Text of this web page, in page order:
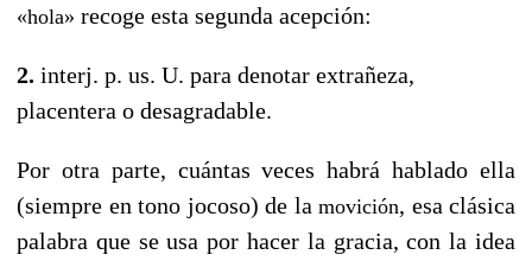
«hola» recoge esta segunda acepción:
2. interj. p. us. U. para denotar extrañeza,
placentera o desagradable.
Por otra parte, cuántas veces habrá hablado ella
(siempre en tono jocoso) de la movición, esa clásica
palabra que se usa por hacer la gracia, con la idea